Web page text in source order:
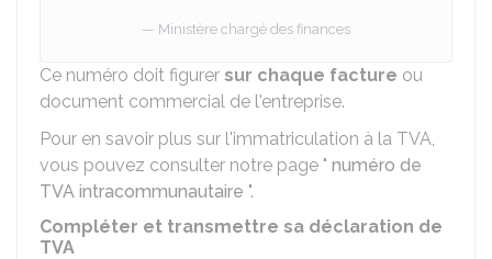
Ministère chargé des finances
Ce numéro doit figurer sur chaque facture ou
document commercial de l'entreprise.
Pour en savoir plus sur l'immatriculation à la TVA,
vous pouvez consulter notre page " numéro de
TVA intracommunautaire ".
Compléter et transmettre sa déclaration de
TVA